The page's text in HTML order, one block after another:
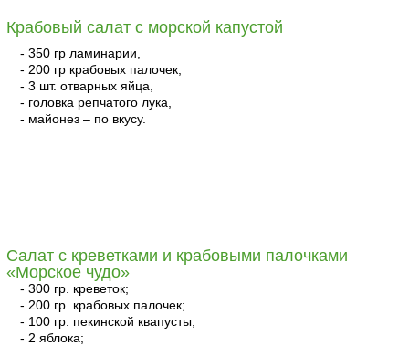
Крабовый салат с морской капустой
- 350 гр ламинарии,
- 200 гр крабовых палочек,
- 3 шт. отварных яйца,
- головка репчатого лука,
- майонез – по вкусу.
Салат с креветками и крабовыми палочками
«Морское чудо»
- 300 гр. креветок;
- 200 гр. крабовых палочек;
- 100 гр. пекинской квапусты;
- 2 яблока;